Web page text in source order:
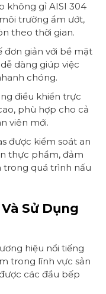
không gỉ AISI 304
trường ẩm ướt,
theo thời gian.
đơn giản với bề mặt
dàng giúp việc
chóng.
điều khiển trực
phù hợp cho cả
viên mới.
được kiểm soát an
thực phẩm, đảm
trong quá trình nấu
Sử Dụng
hiệu nổi tiếng
trong lĩnh vực sản
các đầu bếp